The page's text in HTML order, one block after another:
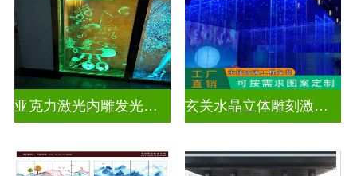
亚克力激光内雕发光通电玻璃 玄关水晶立体雕刻激光内雕发光玻璃背景墙